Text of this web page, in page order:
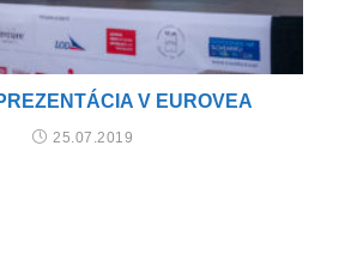
V EUROVEA
25.07.2019